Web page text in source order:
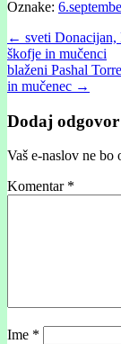
Oznake:
Post
navigation
← sveti Donacijan,
škofje in mučenci
blaženi Pashal
in mučenec →
Dodaj odgovor
Vaš e-naslov ne bo
Komentar *
Ime *